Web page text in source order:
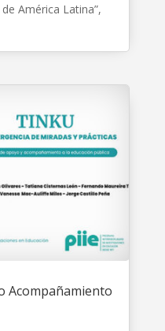
América Latina”,
Acompañamiento